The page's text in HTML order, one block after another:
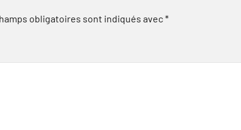
obligatoires sont indiqués avec*